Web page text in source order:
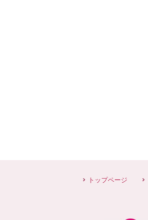
トップページ